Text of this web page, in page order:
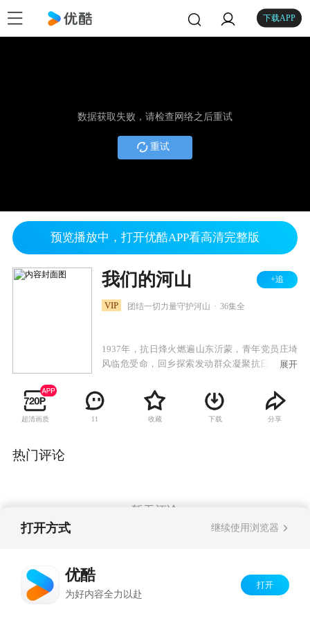
下载APP
数据获取失败，请检查网络之后重试
重试
预览播放中，打开优酷APP看高清完整版
我们的河山 +追
VIP 团结一切力量守护河山 36集全
1937年，抗日烽火燃遍山东沂蒙，青年党员庄埼
风临危受命，回乡探索发动群众凝聚抗日力量之
沙成塔，团结一切可以团结的力量，领悟了“兵民
是胜利之本”的题中之义。在敌后也是抗日的最前
线，军民同心浴血奋战，水乳交融，生死与共，
展开
超清画质 11 收藏 下载 分享
热门评论
暂无评论
打开方式 继续使用浏览器
优酷
为好内容全力以赴
打开